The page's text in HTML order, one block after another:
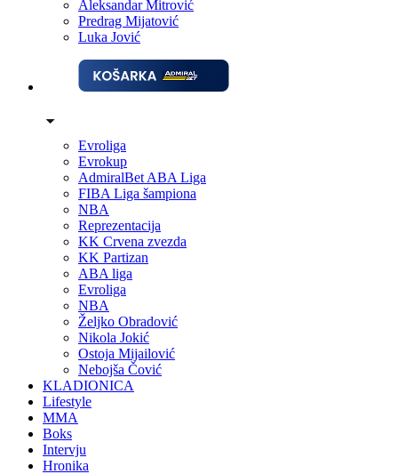
Aleksandar Mitrović
Predrag Mijatović
Luka Jović
Evroliga
Evrokup
AdmiralBet ABA Liga
FIBA Liga šampiona
NBA
Reprezentacija
KK Crvena zvezda
KK Partizan
ABA liga
Evroliga
NBA
Željko Obradović
Nikola Jokić
Ostoja Mijailović
Nebojša Čović
KLADIONICA
Lifestyle
MMA
Boks
Intervju
Hronika